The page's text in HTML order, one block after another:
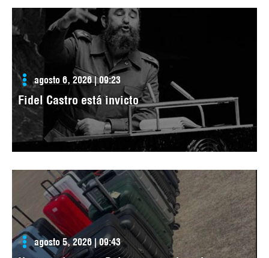
agosto 6, 2026 | 09:23
Fidel Castro está invicto
agosto 5, 2026 | 09:43